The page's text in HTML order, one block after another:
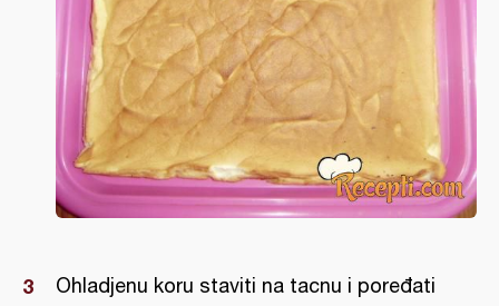
Ohladjenu koru staviti na tacnu i poređati